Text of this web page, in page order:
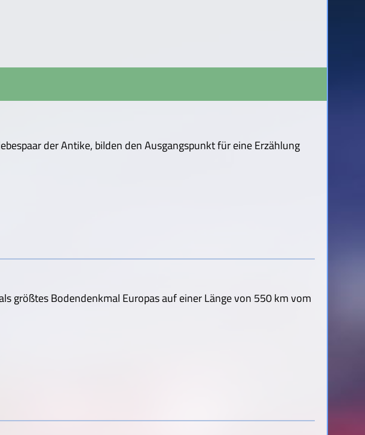
der Antike, bilden den Ausgangspunkt für eine Erzählung
größtes Bodendenkmal Europas auf einer Länge von 550 km vom